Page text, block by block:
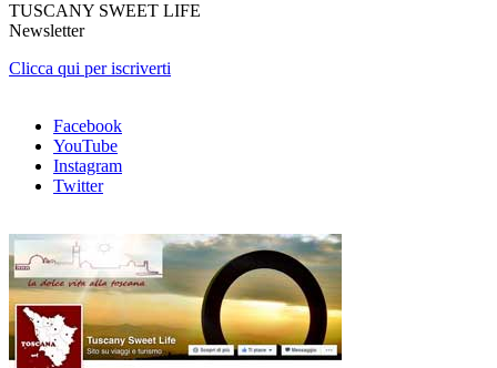
TUSCANY SWEET LIFE
Newsletter
Clicca qui per iscriverti
Facebook
YouTube
Instagram
Twitter